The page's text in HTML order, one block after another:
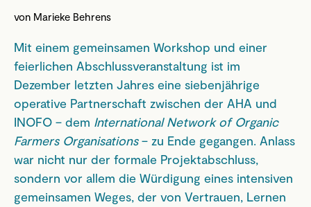
von Marieke Behrens
Mit einem gemeinsamen Workshop und einer
feierlichen Abschlussveranstaltung ist im
Dezember letzten Jahres eine siebenjährige
operative Partnerschaft zwischen der AHA und
INOFO – dem International Network of Organic
Farmers Organisations– zu Ende gegangen. Anlass
war nicht nur der formale Projektabschluss,
sondern vor allem die Würdigung eines intensiven
gemeinsamen Weges, der von Vertrauen, Lernen